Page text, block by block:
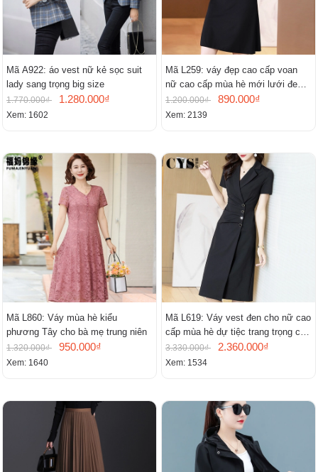
Mã A922: áo vest nữ kẻ sọc suit
lady sang trọng big size
1.770.000₫ 1.280.000₫
Xem: 1602
Mã L259: váy đẹp cao cấp voan
nữ cao cấp mùa hè mới lưới đen
cao cấp khí chất nhỏ tay ngắn
1.200.000₫ 890.000₫
Xem: 2139
Mã L860: Váy mùa hè kiểu
phương Tây cho bà mẹ trung niên
1.320.000₫ 950.000₫
Xem: 1640
Mã L619: Váy vest đen cho nữ cao
cấp mùa hè dự tiệc trang trọng cao
cấp
3.330.000₫ 2.360.000₫
Xem: 1534